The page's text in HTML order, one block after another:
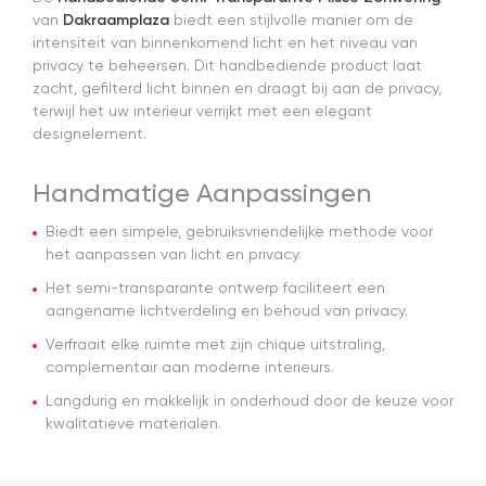
van Dakraamplaza biedt een stijlvolle manier om de
intensiteit van binnenkomend licht en het niveau van
privacy te beheersen. Dit handbediende product laat
zacht, gefilterd licht binnen en draagt bij aan de privacy,
terwijl het uw interieur verrijkt met een elegant
designelement.
Handmatige Aanpassingen
Biedt een simpele, gebruiksvriendelijke methode voor
het aanpassen van licht en privacy.
Het semi-transparante ontwerp faciliteert een
aangename lichtverdeling en behoud van privacy.
Verfraait elke ruimte met zijn chique uitstraling,
complementair aan moderne interieurs.
Langdurig en makkelijk in onderhoud door de keuze voor
kwalitatieve materialen.